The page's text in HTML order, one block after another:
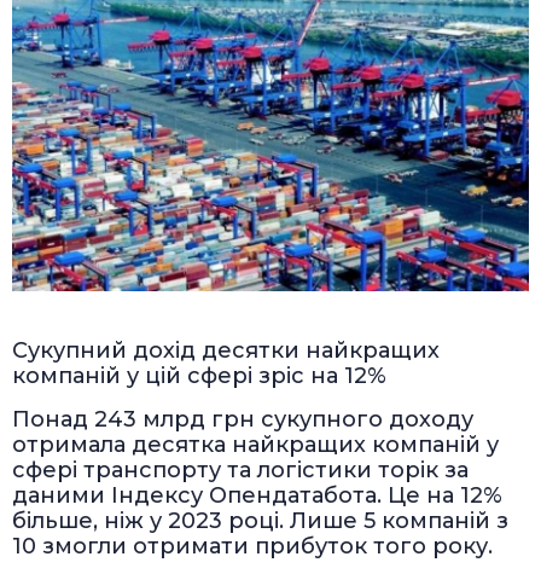
Сукупний дохід десятки найкращих
компаній у цій сфері зріс на 12%
Понад 243 млрд грн сукупного доходу
отримала десятка найкращих компаній у
сфері транспорту та логістики торік за
даними Індексу Опендатабота. Це на 12%
більше, ніж у 2023 році. Лише 5 компаній з
10 змогли отримати прибуток того року.